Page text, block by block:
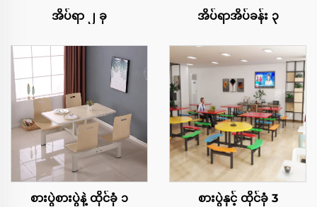
အိပ်ရာ ၂ ခု အိပ်ရာအိပ်ခန်း ၃
စားပွဲစားပွဲနဲ့ ထိုင်ခုံ ၁ စားပွဲနှင့် ထိုင်ခုံ 3